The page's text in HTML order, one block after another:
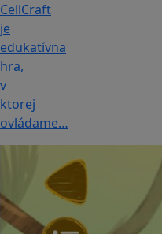
CellCraft
je
edukatívna
hra,
v
ktorej
ovládame…